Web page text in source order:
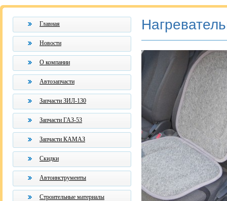
Главная
Новости
О компании
Автозапчасти
Запчасти ЗИЛ-130
Запчасти ГАЗ-53
Запчасти КАМАЗ
Скидки
Автоинструменты
Строительные материалы